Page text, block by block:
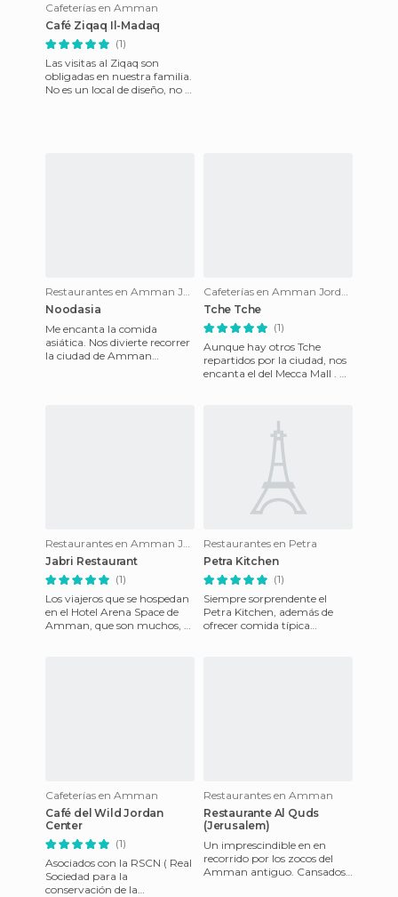
Cafeterías en Amman
Café Ziqaq Il-Madaq
(1)
Las visitas al Ziqaq son
obligadas en nuestra familia.
No es un local de diseño, no es
Restaurantes en Amman Jordan
Noodasia
Me encanta la comida
asiática. Nos divierte recorrer
la ciudad de Amman
Cafeterías en Amman Jordan
Tche Tche
(1)
Aunque hay otros Tche
repartidos por la ciudad, nos
encanta el del Mecca Mall . Es
Restaurantes en Amman Jordan
Jabri Restaurant
(1)
Los viajeros que se hospedan
en el Hotel Arena Space de
Amman, que son muchos, a
Restaurantes en Petra
Petra Kitchen
(1)
Siempre sorprendente el
Petra Kitchen, además de
ofrecer comida típica
Cafeterías en Amman
Café del Wild Jordan
Center
(1)
Asociados con la RSCN ( Real
Sociedad para la
conservación de la
Restaurantes en Amman
Restaurante Al Quds
(Jerusalem)
Un imprescindible en en
recorrido por los zocos del
Amman antiguo. Cansados